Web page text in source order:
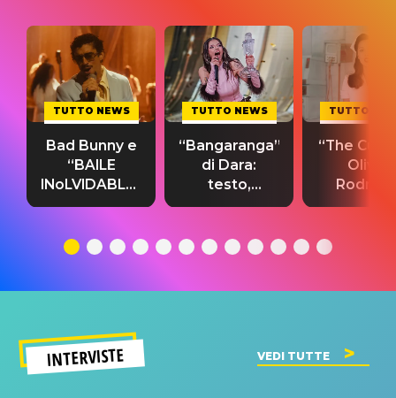
TUTTO NEWS
Bad Bunny e
“BAILE
INoLVIDABLE”:
testo,
significato
TUTTO NEWS
“Bangaranga”
di Dara:
testo,
traduzione e
del singolo
TUTTO
“The
Olivia
testo,
INTERVISTE VEDI TUTTE